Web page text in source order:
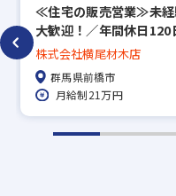
≪住宅の販売営業≫未経
大歓迎！／年間休日120
研修制度・福利厚生充実
県前橋市
株式会社横尾材木店
群馬県前橋市
月給制21万円